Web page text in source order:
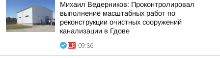
Михаил Ведерников: Проконтролировал
выполнение масштабных работ по
реконструкции очистных сооружений
канализации в Гдове
09:36